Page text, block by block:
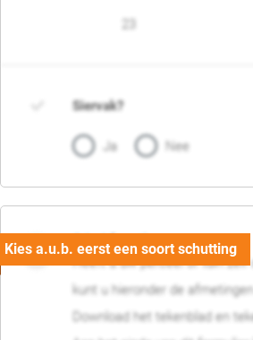
Siervak?
Ja Nee
04. Afmetingen
Heeft u uw perceel of tuin zelf
kunt u hieronder de
Download het tekenblad en